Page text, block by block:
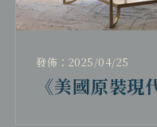
《美國原裝現
發佈：2025/04/25